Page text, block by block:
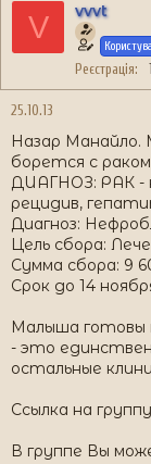
е
м
о
р
е
я
V vvvt
Реєстрація
25.10.13
Назар Манайло.
борется с
ДИАГНОЗ: РАК -
рецидив,
Диагноз:
Цель сбора:
Сумма сбора: 9
Срок до 14
Малыша готовы
- это
остальные
Ссылка на группу
В группе Вы